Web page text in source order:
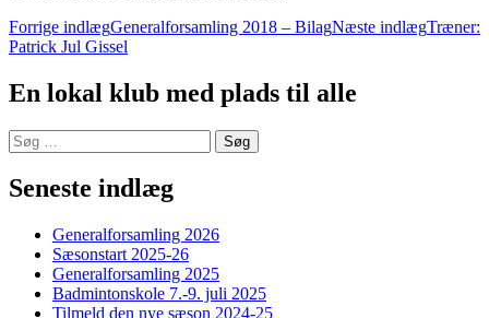
Indlægsnavigation
Forrige indlægGeneralforsamling 2018 – BilagNæste indlægTræner:
Patrick Jul Gissel
En lokal klub med plads til alle
Søg
efter:
Seneste indlæg
Generalforsamling 2026
Sæsonstart 2025-26
Generalforsamling 2025
Badmintonskole 7.-9. juli 2025
Tilmeld den nye sæson 2024-25